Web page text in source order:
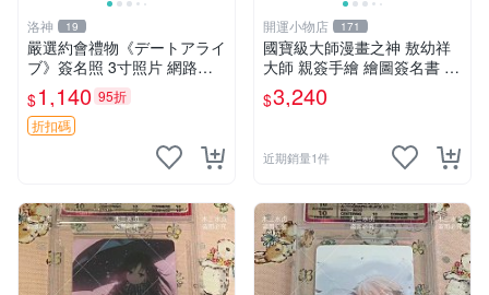
洛神 19
嚴選約會禮物《デートアライ
ブ》簽名照 3寸照片 網路原
圖 實物美 希望與你見面 デー
トアライブ 簽名照 收藏品
$1,140 95折
折扣碼
開運小物店 171
國寶級大師漫畫之神 敖幼祥
大師 親簽手繪 繪圖簽名書 機
會難得敖大師一輩子繪圖創作
多年有一句老師最金典名言
$3,240
近期銷量1件